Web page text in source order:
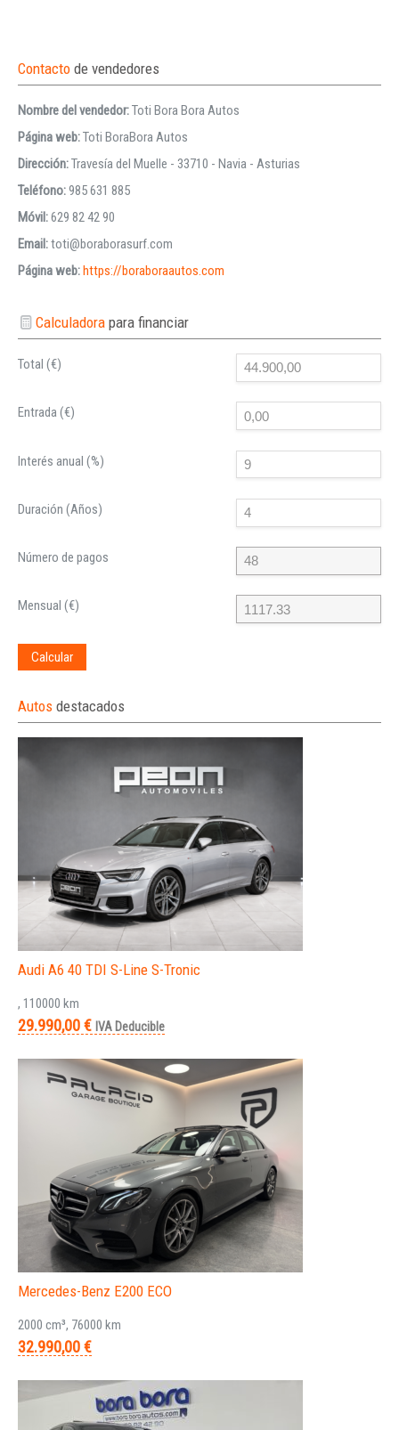
Contacto de vendedores
Nombre del vendedor:Toti Bora Bora Autos
Página web:Toti BoraBora Autos
Dirección:Travesía del Muelle - 33710 - Navia - Asturias
Teléfono:985 631 885
Móvil:629 82 42 90
Email:toti@boraborasurf.com
Página web:https://boraboraautos.com
Calculadorapara financiar
Total (€)
Entrada (€)
Interés anual (%)
Duración (Años)
Número de pagos
Mensual (€)
Calcular
Autos destacados
Audi A6 40 TDI S-Line S-Tronic
, 110000 km
29.990,00 € IVA Deducible
Mercedes-Benz E200 ECO
2000 cm³, 76000 km
32.990,00 €